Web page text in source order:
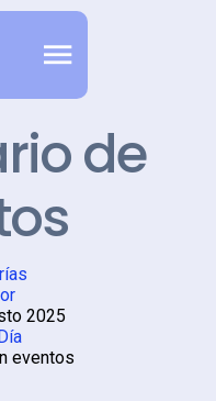
de
2025
eventos